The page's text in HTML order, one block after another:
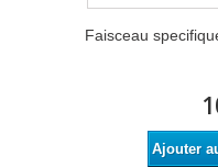
Faisceau
Ajouter